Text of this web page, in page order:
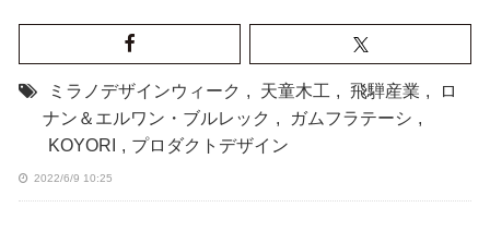
ミラノデザインウィーク , 天童木工 , 飛騨産業 ,
ロ
ナン＆エルワン・ブルレック , ガムフラテーシ ,
KOYORI
, プロダクトデザイン
2022/6/9 10:25